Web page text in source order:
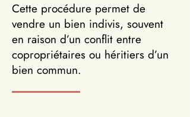
Cette procédure permet de
vendre un bien indivis, souvent
en raison d’un conflit entre
copropriétaires ou héritiers d’un
bien commun.